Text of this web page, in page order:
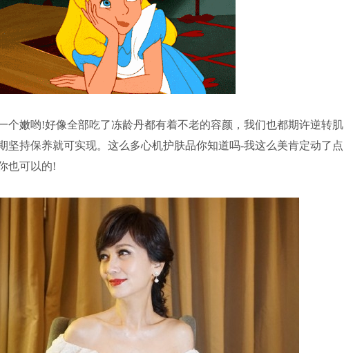
个嫩哟!好像全部吃了冻龄丹都有着不老的容颜，我们也都期许逆转肌
坚持保养就可实现。这么多心机护肤品你知道吗-我这么美肯定动了点
也可以的!